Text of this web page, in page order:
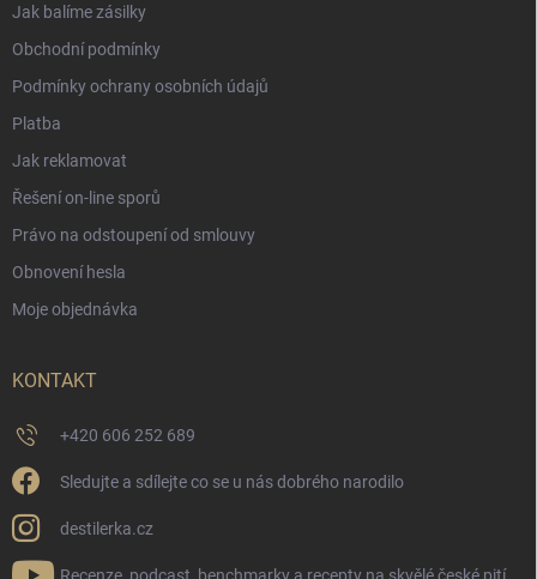
Jak balíme zásilky
Obchodní podmínky
Podmínky ochrany osobních údajů
Platba
Jak reklamovat
Řešení on-line sporů
Právo na odstoupení od smlouvy
Obnovení hesla
Moje objednávka
KONTAKT
+420 606 252 689
Sledujte a sdílejte co se u nás dobrého narodilo
destilerka.cz
Recenze, podcast, benchmarky a recepty na skvělé české pití